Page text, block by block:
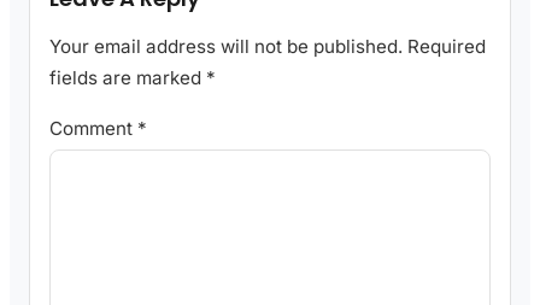
Your email address will not be published. Required
fields are marked *
Comment *